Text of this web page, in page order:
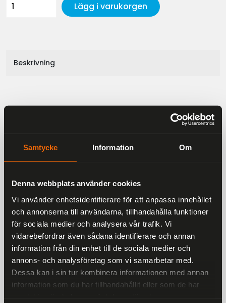
Samtycke Information Om
Denna webbplats använder cookies
Vi använder enhetsidentifierare för att anpassa innehållet
och annonserna till användarna, tillhandahålla funktioner
för sociala medier och analysera vår trafik. Vi
vidarebefordrar även sådana identifierare och annan
information från din enhet till de sociala medier och
annons- och analysföretag som vi samarbetar med.
Dessa kan i sin tur kombinera informationen med annan
information som du har tillhandahållit eller som de har
Lägg i varukorgen
Beskrivning
Andra har även tittat på
Rekommenderade produkter
25 %